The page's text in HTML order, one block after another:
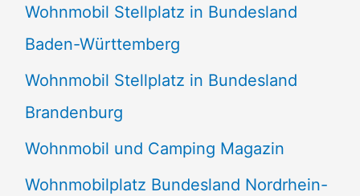
Wohnmobil Stellplatz in Bundesland
Baden-Württemberg
Wohnmobil Stellplatz in Bundesland
Brandenburg
Wohnmobil und Camping Magazin
Wohnmobilplatz Bundesland Nordrhein-